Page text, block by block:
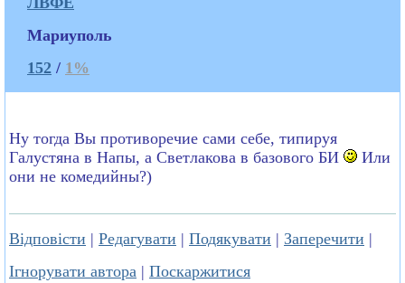
Мариуполь
152 / 1%
Ну тогда Вы противоречие сами себе, типируя
Галустяна в Напы, а Светлакова в базового БИ
Или
они не комедийны?)
Відповісти | Редагувати | Подякувати | Заперечити |
Ігнорувати автора | Поскаржитися